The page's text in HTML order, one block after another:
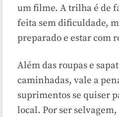
um filme. A trilha é de
feita sem dificuldade,
preparado e estar com
Além das roupas e
caminhadas, vale a
suprimentos se quiser
local. Por ser